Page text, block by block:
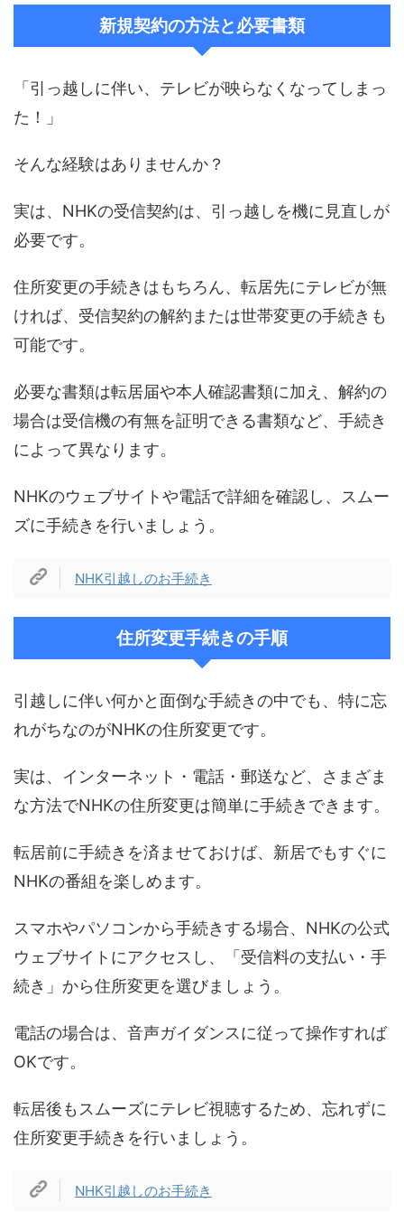
新規契約の方法と必要書類
「引っ越しに伴い、テレビが映らなくなってしまっ
た！」
そんな経験はありませんか？
実は、NHKの受信契約は、引っ越しを機に見直しが
必要です。
住所変更の手続きはもちろん、転居先にテレビが無
ければ、受信契約の解約または世帯変更の手続きも
可能です。
必要な書類は転居届や本人確認書類に加え、解約の
場合は受信機の有無を証明できる書類など、手続き
によって異なります。
NHKのウェブサイトや電話で詳細を確認し、スムー
ズに手続きを行いましょう。
NHK引越しのお手続き
住所変更手続きの手順
引越しに伴い何かと面倒な手続きの中でも、特に忘
れがちなのがNHKの住所変更です。
実は、インターネット・電話・郵送など、さまざま
な方法でNHKの住所変更は簡単に手続きできます。
転居前に手続きを済ませておけば、新居でもすぐに
NHKの番組を楽しめます。
スマホやパソコンから手続きする場合、NHKの公式
ウェブサイトにアクセスし、「受信料の支払い・手
続き」から住所変更を選びましょう。
電話の場合は、音声ガイダンスに従って操作すれば
OKです。
転居後もスムーズにテレビ視聴するため、忘れずに
住所変更手続きを行いましょう。
NHK引越しのお手続き